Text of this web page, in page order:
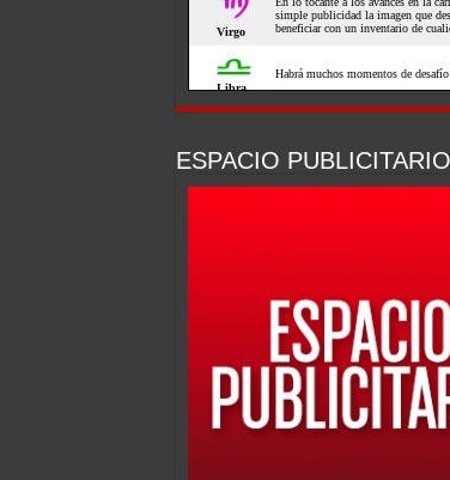
ESPACIO PUBLICITARIO